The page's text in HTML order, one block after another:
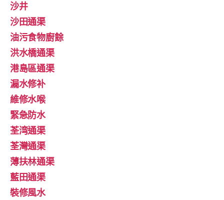
沙井
沙田通渠
油污食物廚餘
洪水橋通渠
港島區通渠
漏水修补
維修水喉
緊急防水
荃湾通渠
荃灣通渠
薄扶林通渠
藍田通渠
裝修風水